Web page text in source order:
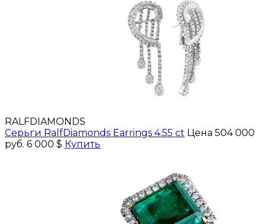
RALFDIAMONDS
Серьги RalfDiamonds Earrings 4.55 ct Цена 504 000
руб. 6 000 $ Купить